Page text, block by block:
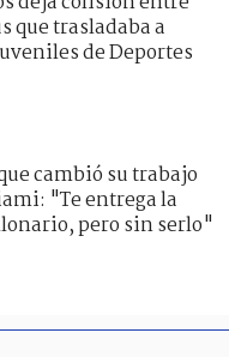
que trasladaba a
de Deportes
cambió su trabajo
"Te entrega la
pero sin serlo"